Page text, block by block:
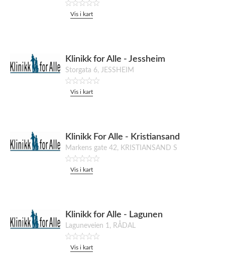
Vis i kart
Klinikk for Alle - Jessheim
Storgata 6, JESSHEIM
Vis i kart
Klinikk For Alle - Kristiansand
Markens gate 42, KRISTIANSAND S
Vis i kart
Klinikk for Alle - Lagunen
Laguneveien 1, RÅDAL
Vis i kart